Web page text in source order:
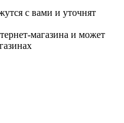
с вами и уточнят
магазина и может